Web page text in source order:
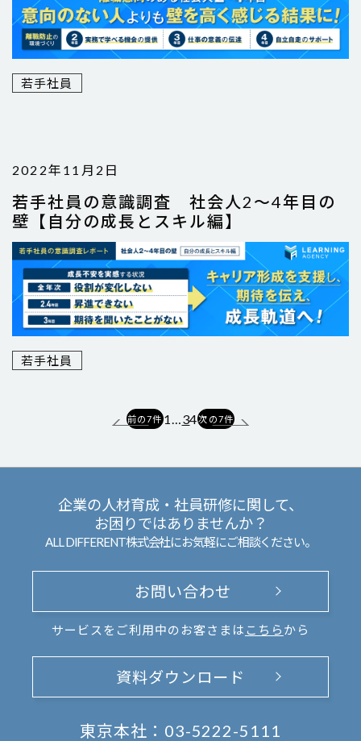
若手社員
2022年11月2日
若手社員の意識調査 社会人2～4年目の
壁【自分の成長とスキル編】
若手社員
前の7件1 34次の7件
企業の人材育成・社員研修に関して、
お困りではありませんか？
ALL DIFFERENT株式会社にお気軽にご相談ください。
お問い合わせ
サービスをご利用中のお客さまは こちら から
資料ダウンロード
東京本社： 03-5222-5111